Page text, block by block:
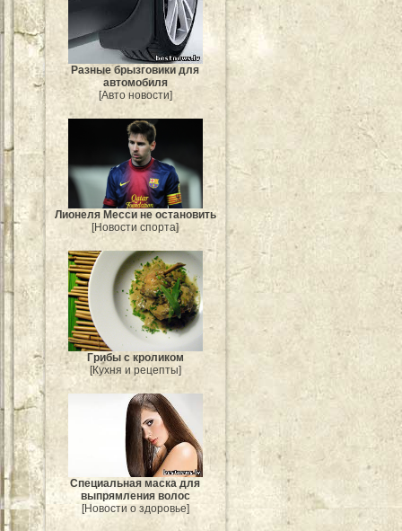
Разные брызговики для
автомобиля
[Авто новости]
Лионеля Месси не остановить
[Новости спорта]
Грибы с кроликом
[Кухня и рецепты]
Специальная маска для
выпрямления волос
[Новости о здоровье]